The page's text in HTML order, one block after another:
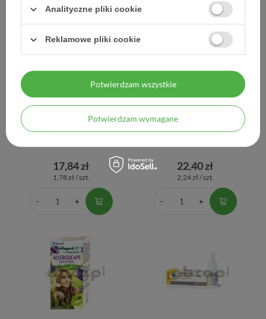
17,84 zł
1,78 zł / szt.
Allergo-Comod, 20 mg/ml,
22,40 zł
2,24 zł / szt.
Analityczne pliki cookie
Reklamowe pliki cookie
Potwierdzam wymagane
Potwierdzam wszystkie